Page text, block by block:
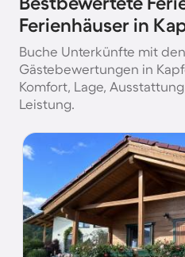
Ferienhäuser in
Buche Unterkünfte mit
Gästebewertungen in
Komfort, Lage,
Leistung.